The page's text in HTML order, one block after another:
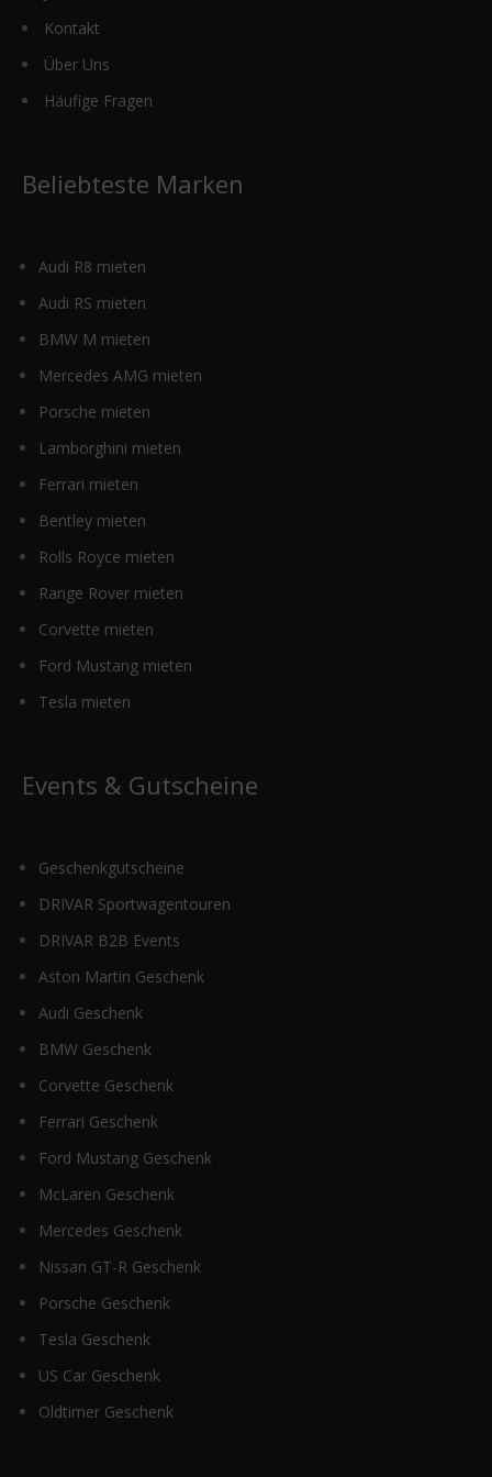
Kontakt
Über Uns
Häufige Fragen
Beliebteste Marken
Audi R8 mieten
Audi RS mieten
BMW M mieten
Mercedes AMG mieten
Porsche mieten
Lamborghini mieten
Ferrari mieten
Bentley mieten
Rolls Royce mieten
Range Rover mieten
Corvette mieten
Ford Mustang mieten
Tesla mieten
Events & Gutscheine
Geschenkgutscheine
DRIVAR Sportwagentouren
DRIVAR B2B Events
Aston Martin Geschenk
Audi Geschenk
BMW Geschenk
Corvette Geschenk
Ferrari Geschenk
Ford Mustang Geschenk
McLaren Geschenk
Mercedes Geschenk
Nissan GT-R Geschenk
Porsche Geschenk
Tesla Geschenk
US Car Geschenk
Oldtimer Geschenk